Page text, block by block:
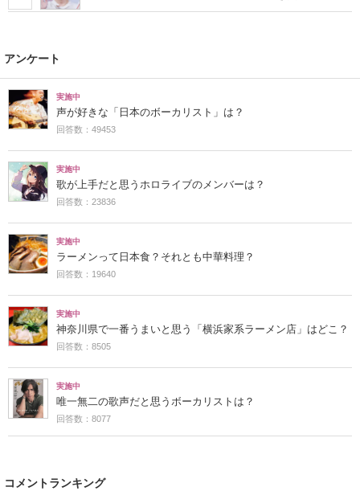
アンケート
実施中
声が好きな「日本のボーカリスト」は？
回答数：49453
実施中
歌が上手だと思うホロライブのメンバーは？
回答数：23836
実施中
ラーメンって日本食？それとも中華料理？
回答数：19640
実施中
神奈川県で一番うまいと思う「横浜家系ラーメン店」はどこ？
回答数：8505
実施中
唯一無二の歌声だと思うボーカリストは？
回答数：8077
コメントランキング